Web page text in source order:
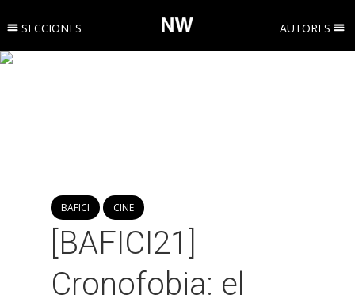
SECCIONES AUTORES
BAFICI CINE
[BAFICI21]
Cronofobia: el